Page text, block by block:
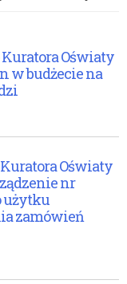
Kuratora Oświaty
w budżecie na
Oświaty
nr
użytku
zamówień